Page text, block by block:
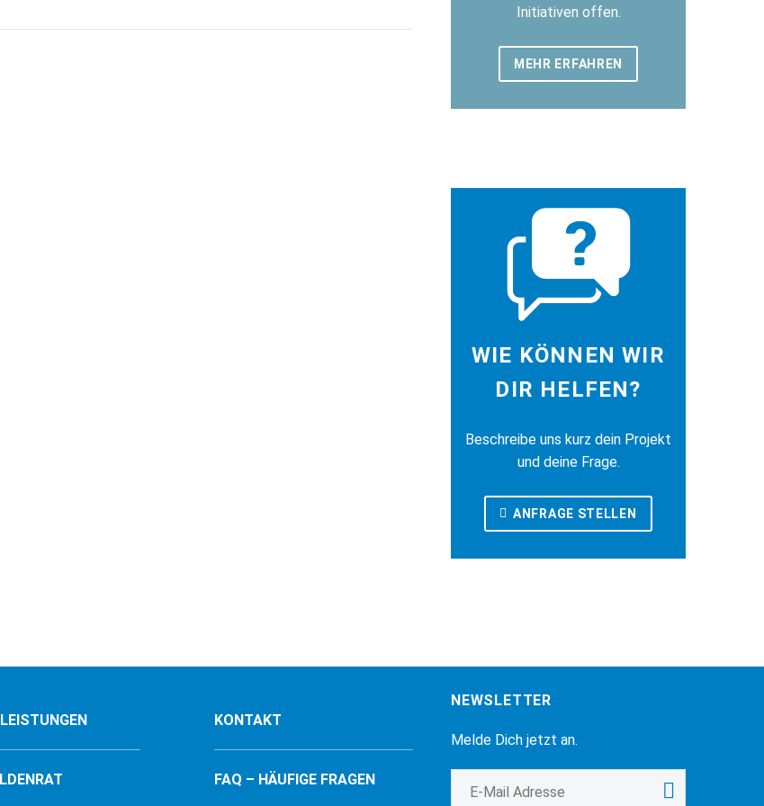
Initiativen offen.
MEHR ERFAHREN
WIE KÖNNEN WIR
DIR HELFEN?
Beschreibe uns kurz dein Projekt
und deine Frage.
ANFRAGE STELLEN
KONTAKT
FAQ – HÄUFIGE FRAGEN
NEWSLETTER
Melde Dich jetzt an.